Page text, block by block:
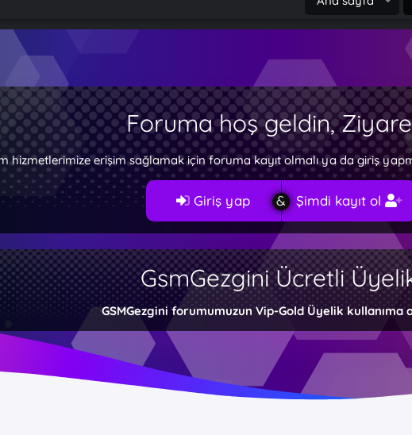
Foruma hoş geldin,
hizmetlerimize erişim sağlamak için foruma kayıt olmalı ya da giriş
Giriş yap Şimdi kayıt ol
GsmGezgini Ücretli
GSMGezgini forumumuzun Vip-Gold Üyelik kullanıma